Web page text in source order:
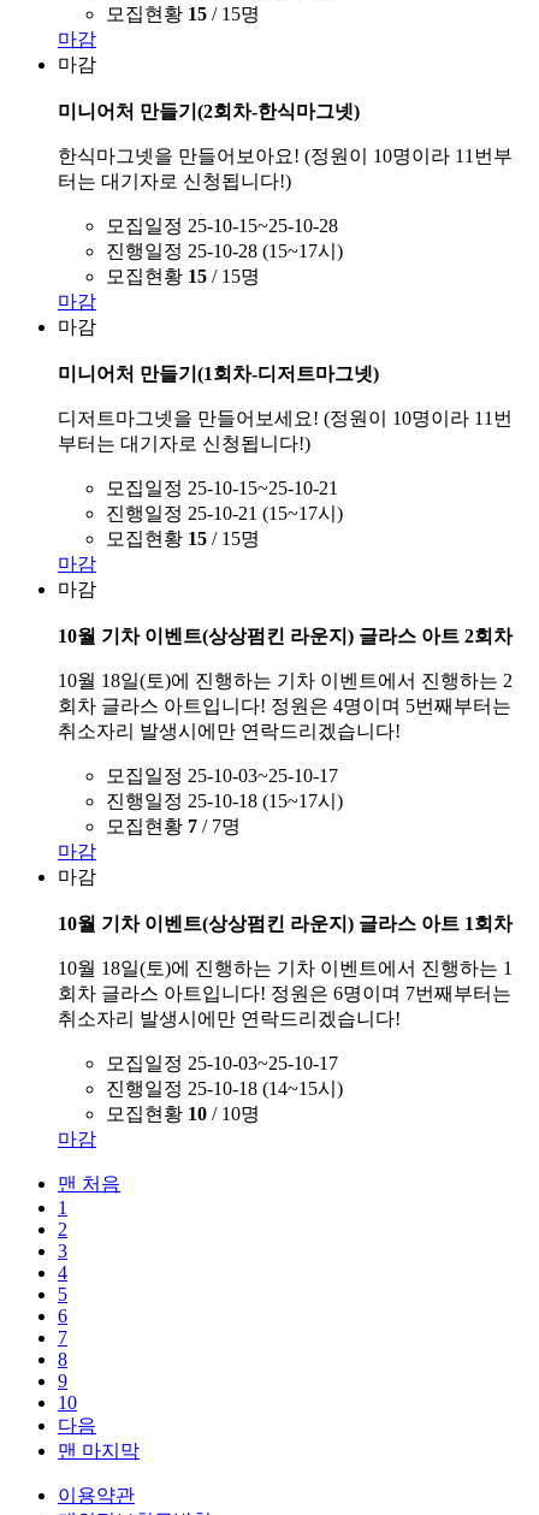
모집현황 15 / 15명
마감
마감
미니어처 만들기(2회차-한식마그넷)
한식마그넷을 만들어보아요! (정원이 10명이라 11번부
터는 대기자로 신청됩니다!)
모집일정 25-10-15~25-10-28
진행일정 25-10-28 (15~17시)
모집현황 15 / 15명
마감
마감
미니어처 만들기(1회차-디저트마그넷)
디저트마그넷을 만들어보세요! (정원이 10명이라 11번
부터는 대기자로 신청됩니다!)
모집일정 25-10-15~25-10-21
진행일정 25-10-21 (15~17시)
모집현황 15 / 15명
마감
마감
10월 기차 이벤트(상상펌킨 라운지) 글라스 아트 2회차
10월 18일(토)에 진행하는 기차 이벤트에서 진행하는 2
회차 글라스 아트입니다! 정원은 4명이며 5번째부터는
취소자리 발생시에만 연락드리겠습니다!
모집일정 25-10-03~25-10-17
진행일정 25-10-18 (15~17시)
모집현황 7 / 7명
마감
마감
10월 기차 이벤트(상상펌킨 라운지) 글라스 아트 1회차
10월 18일(토)에 진행하는 기차 이벤트에서 진행하는 1
회차 글라스 아트입니다! 정원은 6명이며 7번째부터는
취소자리 발생시에만 연락드리겠습니다!
모집일정 25-10-03~25-10-17
진행일정 25-10-18 (14~15시)
모집현황 10 / 10명
마감
맨 처음
1
2
3
4
5
6
7
8
9
10
다음
맨 마지막
이용약관